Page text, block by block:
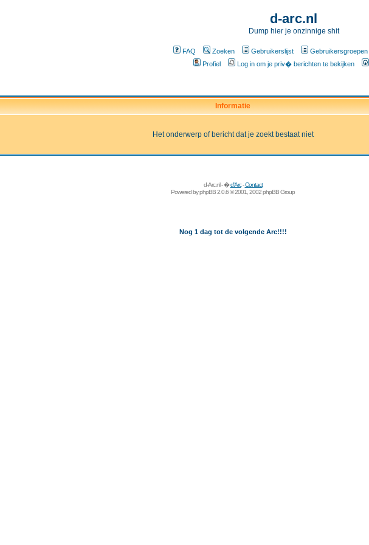
d-arc.nl
Dump hier je onzinnige shit
FAQ Zoeken Gebruikerslijst Gebruikersgroepen
Profiel
Log in om je priv� berichten te bekijken
Informatie
Het onderwerp of bericht dat je zoekt bestaat niet
d-Arc.nl - �d'Arc-Contact
Powered byphpBB2.0.6 © 2001, 2002 phpBB Group
Nog 1 dag tot de volgende Arc!!!!